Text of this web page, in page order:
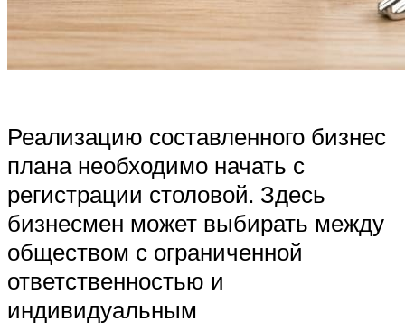
Реализацию составленного бизнес
плана необходимо начать с
регистрации столовой. Здесь
бизнесмен может выбирать между
обществом с ограниченной
ответственностью и
индивидуальным